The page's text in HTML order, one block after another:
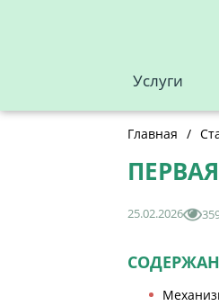
Услуги
Главная /
25.02.2026